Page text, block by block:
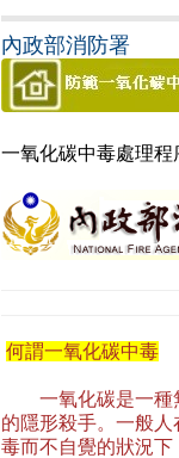
內政部消防署
一氧化碳中毒處
何謂一氧化碳中毒
一氧化碳是一種無
的隱形殺手。一般
毒而不自覺的狀況